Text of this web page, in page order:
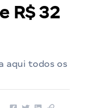
R$ 32
aqui todos os